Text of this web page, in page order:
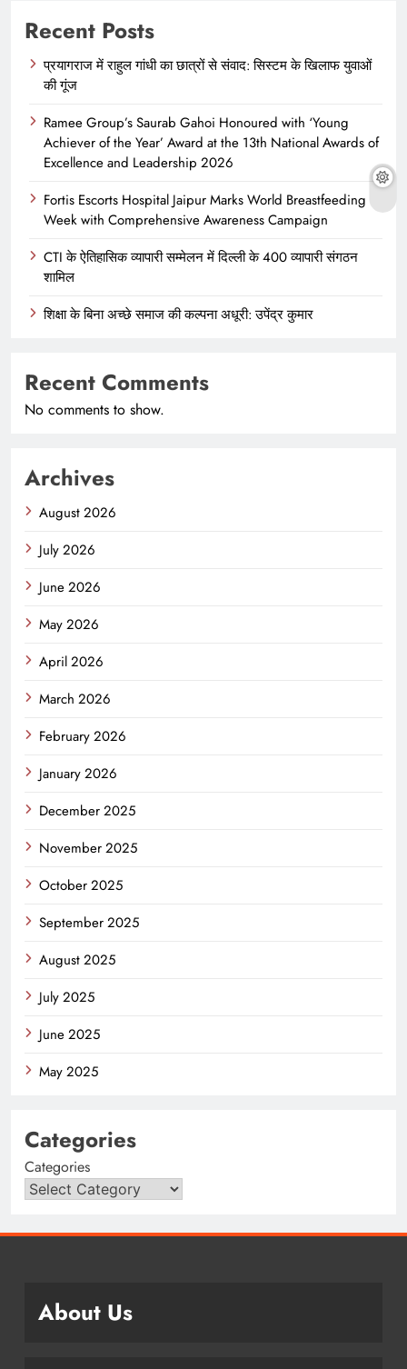
Recent Posts
प्रयागराज में राहुल गांधी का छात्रों से संवाद: सिस्टम के खिलाफ युवाओं
की गूंज
Ramee Group’s Saurab Gahoi Honoured with ‘Young
Achiever of the Year’ Award at the 13th National Awards of
Excellence and Leadership 2026
Fortis Escorts Hospital Jaipur Marks World Breastfeeding
Week with Comprehensive Awareness Campaign
CTI के ऐतिहासिक व्यापारी सम्मेलन में दिल्ली के 400 व्यापारी संगठन
शामिल
शिक्षा के बिना अच्छे समाज की कल्पना अधूरी: उपेंद्र कुमार
Recent Comments
No comments to show.
Archives
August 2026
July 2026
June 2026
May 2026
April 2026
March 2026
February 2026
January 2026
December 2025
November 2025
October 2025
September 2025
August 2025
July 2025
June 2025
May 2025
Categories
Categories
About Us